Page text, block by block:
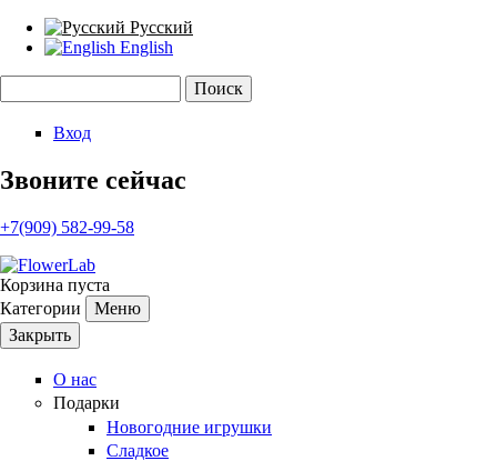
Русский
English
Форма поиска
Вход
Звоните сейчас
+7(909) 582-99-58
Корзина пуста
Категории
Меню
Закрыть
О нас
Подарки
Новогодние игрушки
Сладкое